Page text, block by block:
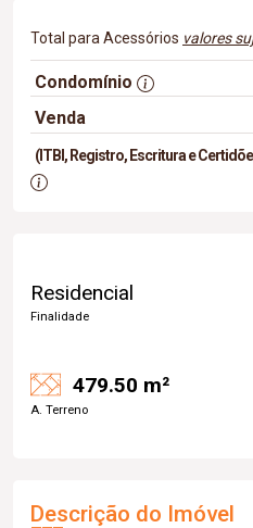
Total para Acessórios valores
Condomínio
Venda
(ITBI, Registro, Escritura e
Residencial
Finalidade
479.50 m²
A. Terreno
Descrição do Imóvel